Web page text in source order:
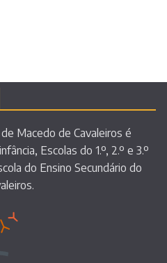
Macedo de Cavaleiros é
Escolas do 1.º, 2.º e 3.º
do Ensino Secundário do